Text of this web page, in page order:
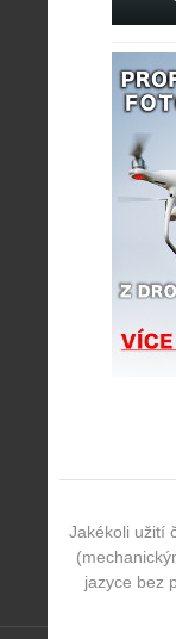
Jakékoli užití
jazyce bez